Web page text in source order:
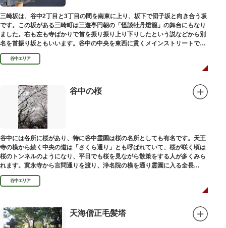
三崎坂は、谷中2丁目と3丁目の間を南東に上り、坂下で団子坂と向き合う坂
です。この坂がある三崎町は三遊亭円朝の「怪談牡丹燈籠」の舞台にもなり
ました。右も左も寺ばかりで首を振り振り上り下りしたという説などから別
名を首振り坂ともいいます。谷中の中央を東西に貫くメインストリートで
す。
谷中エリア
谷中の桜
谷中には各所に桜があり、特に谷中霊園は桜の名所としても有名です。天王
寺の横から続く中央の道は「さくら通り」とも呼ばれていて、桜が咲く頃は
桜のトンネルのようになり、平日でも桜を見ながら散策をする人が多くみら
れます。寛永寺から言問通りを渡り、浄名院の横を通り霊園に入る全長
100mの桜並木や、霊園内に点在する大木なども見事です。
谷中エリア
天海僧正毛髪塔